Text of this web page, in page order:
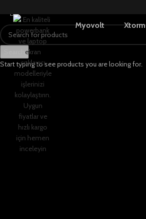
Myovolt Xtorm
Start typing to see products you are looking for.